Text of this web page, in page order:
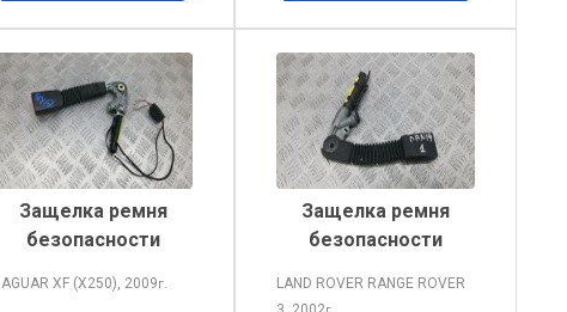
Защелка ремня
безопасности
XF (X250), 2009г.
Защелка ремня
безопасности
LAND ROVER RANGE ROVER